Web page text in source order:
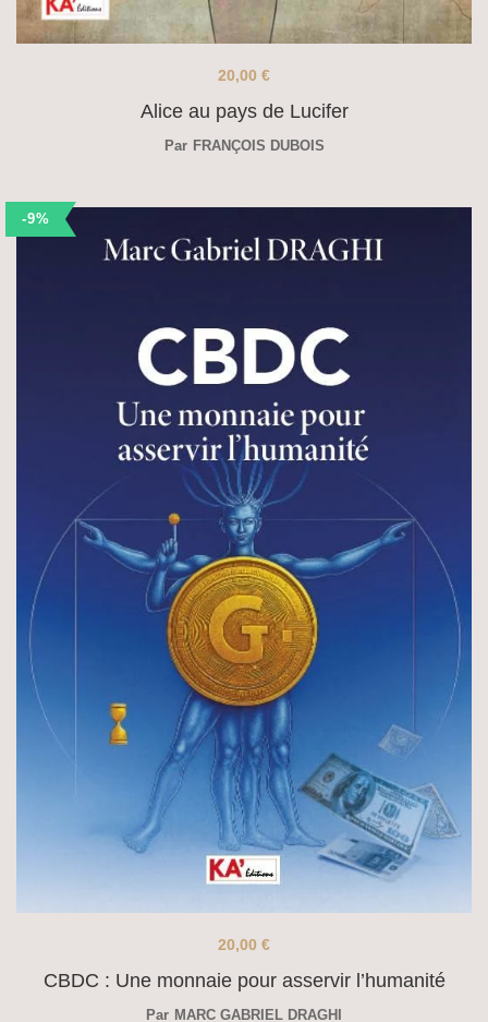
Alice au pays de Lucifer
20,00 €
Par FRANÇOIS DUBOIS
-9%
CBDC : Une monnaie pour asservir l’humanité
20,00 €
Par MARC GABRIEL DRAGHI